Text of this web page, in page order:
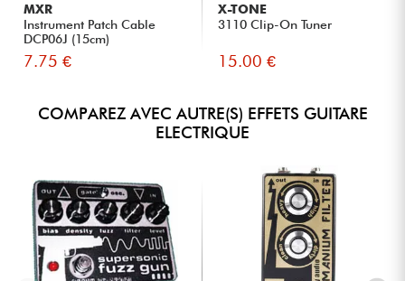
MXR
Instrument Patch Cable
DCP06J (15cm)
7.75 €
X-TONE
3110 Clip-On Tuner
15.00 €
COMPAREZ AVEC AUTRE(S) EFFETS GUITARE
ELECTRIQUE